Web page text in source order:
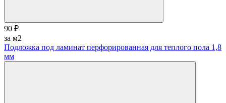
90 ₽
за м2
Подложка под ламинат перфорированная для теплого пола 1,8
мм